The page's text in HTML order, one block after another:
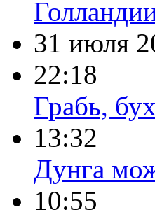
31 июля
22:18
Грабь,
13:32
Дунга
10:55